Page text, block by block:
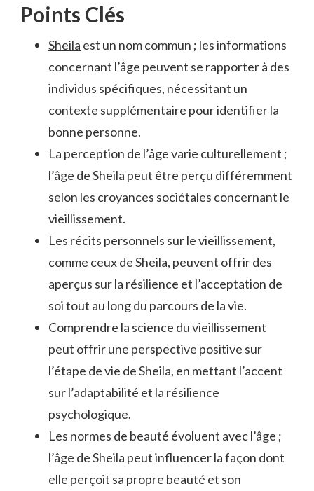
Points Clés
Sheila est un nom commun ; les informations
concernant l’âge peuvent se rapporter à des
individus spécifiques, nécessitant un
contexte supplémentaire pour identifier la
bonne personne.
La perception de l’âge varie culturellement ;
l’âge de Sheila peut être perçu différemment
selon les croyances sociétales concernant le
vieillissement.
Les récits personnels sur le vieillissement,
comme ceux de Sheila, peuvent offrir des
aperçus sur la résilience et l’acceptation de
soi tout au long du parcours de la vie.
Comprendre la science du vieillissement
peut offrir une perspective positive sur
l’étape de vie de Sheila, en mettant l’accent
sur l’adaptabilité et la résilience
psychologique.
Les normes de beauté évoluent avec l’âge ;
l’âge de Sheila peut influencer la façon dont
elle perçoit sa propre beauté et son